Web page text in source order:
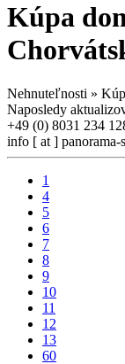
Kúpa
Nehnuteľnosti »
Naposledy
+49 (0) 8031 234
info [ at ] panorama-
1
4
5
6
7
8
9
10
11
12
13
60